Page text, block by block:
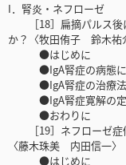
I．腎炎・ネフローゼ
［18］扁摘パルス後
か？〈牧田侑子 鈴木祐
●はじめに
●IgA腎症の病態に
●IgA腎症の治療法
●IgA腎症寛解の定
●おわりに
［19］ネフローゼ症
〈藤木珠美 内田信一〉
●はじめに